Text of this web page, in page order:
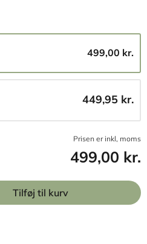
499,00 kr.
449,95 kr.
Prisen er inkl, moms
499,00 kr.
Tilføj til kurv